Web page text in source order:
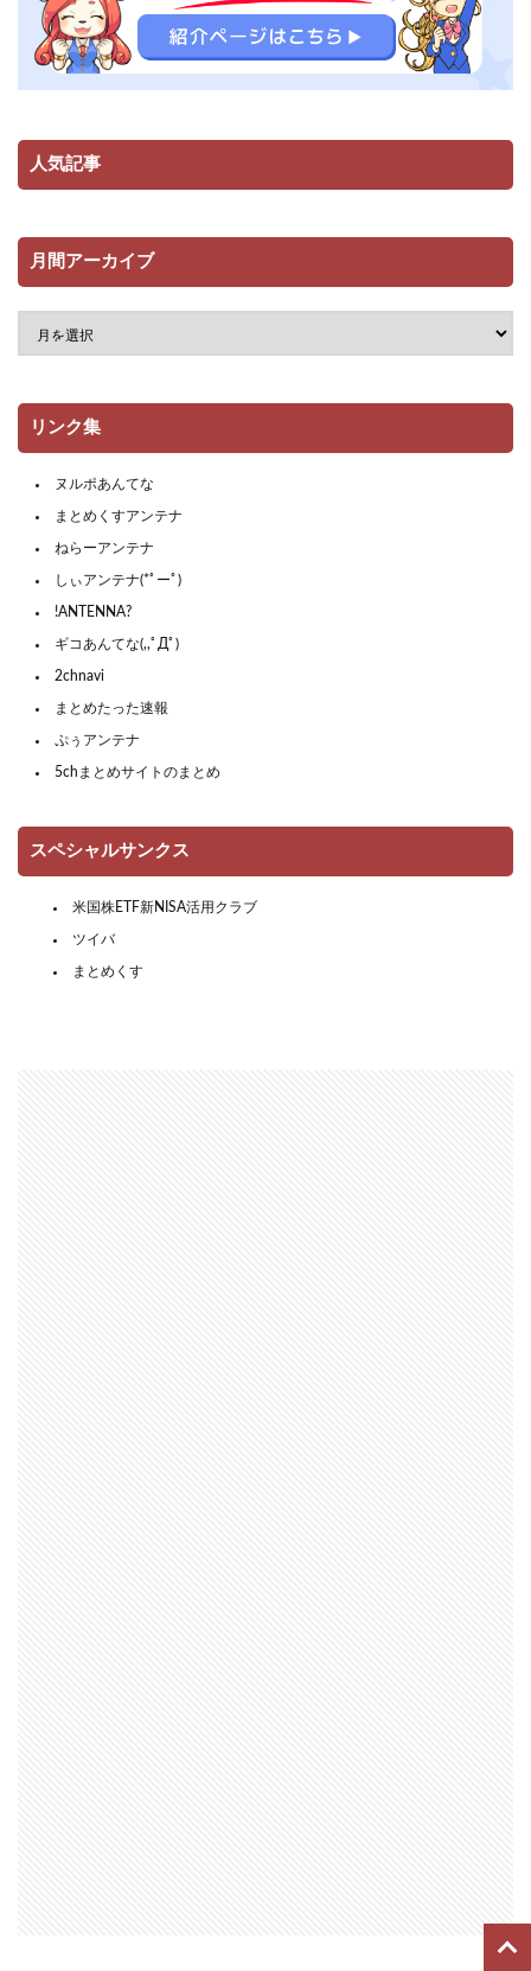
人気記事
月間アーカイブ
リンク集
ヌルポあんてな
まとめくすアンテナ
ねらーアンテナ
しぃアンテナ(*ﾟーﾟ)
!ANTENNA?
ギコあんてな(,,ﾟДﾟ)
2chnavi
まとめたった速報
ぷぅアンテナ
5chまとめサイトのまとめ
スペシャルサンクス
米国株ETF新NISA活用クラブ
ツイバ
まとめくす